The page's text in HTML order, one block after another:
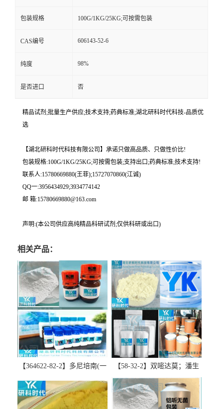
包装规格 100G/1KG/25KG;可按需包装
CAS编号 606143-52-6
纯度 98%
是否进口 否
精品试剂;批量生产供应;技术支持;药典标准;湖北研科时代科技-品质优
选
【湖北研科时代科技有限公司】承诺只做高品质、只做性价比!
包装规格:100G/1KG/25KG;可按需包装;支持出口;药典标准;技术支持!
联系人:15780669880(王菲);15727070860(江诚)
QQ一:3956434929;3934774142
邮 箱:15780669880@163.com
声明:(本公司供应高纯精品科研试剂;仅供科研或出口)
相关产品：
【364622-82-2】多尼培南(一
精品科研试剂-湖北研科时代
科技-“研”无止境;“科”学创
【58-32-2】双嘧达莫；潘生
丁-精品科研试剂-湖北研科时
代科技-“研”无止境;“科”学创
新！支持三方验证；支持定